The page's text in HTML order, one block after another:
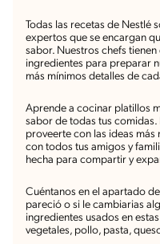
Todas las recetas de Nestlé
expertos que se encargan
sabor. Nuestros chefs
ingredientes para preparar
más mínimos detalles de
Aprende a cocinar platillos
sabor de todas tus comidas.
proveerte con las ideas
con todos tus amigos y
hecha para compartir y
Cuéntanos en el apartado
pareció o si le cambiarias
ingredientes usados en
vegetales, pollo, pasta,